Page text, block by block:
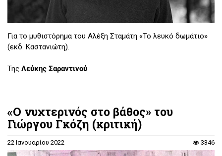
Για το μυθιστόρημα του Αλέξη Σταμάτη «Το λευκό δωμάτιο»
(εκδ. Καστανιώτη).
Της Λεύκης Σαραντινού
«Ο νυχτερινός στο βάθος» του
Γιώργου Γκόζη (κριτική)
22 Ιανουαρίου 2022 3346